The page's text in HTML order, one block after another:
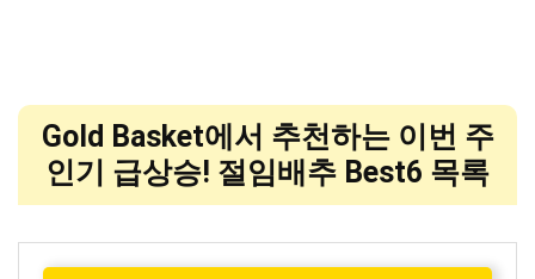
Gold Basket에서 추천하는 이번 주
인기 급상승! 절임배추 Best6 목록